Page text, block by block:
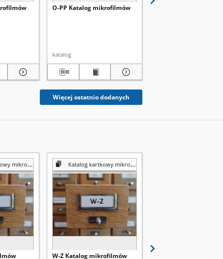
O-PP Katalog mikrofilmów
katalog
Więcej ostatnio dodanych
mikrofilmów Katalog kartkowy mikrofilmów
W-Z Katalog mikrofilmów